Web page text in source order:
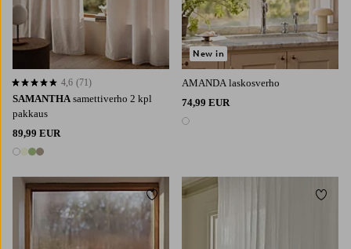
SAMANTHA samettiverho 2 kpl
pakkaus
89,99 EUR
4 värejä
4,6 perustuen 71 arvosanaan
4,6 (71)
AMANDA laskosverho
74,99 EUR
1 väri
New in
Lisää suosikkeihin Lisää